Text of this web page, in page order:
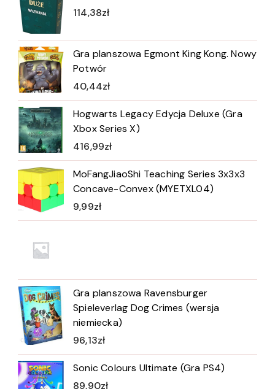
114,38zł
Gra planszowa Egmont King Kong. Nowy
Potwór
40,44zł
Hogwarts Legacy Edycja Deluxe (Gra
Xbox Series X)
416,99zł
MoFangJiaoShi Teaching Series 3x3x3
Concave-Convex (MYETXL04)
9,99zł
Gra planszowa Ravensburger
Spieleverlag Dog Crimes (wersja
niemiecka)
96,13zł
Sonic Colours Ultimate (Gra PS4)
89,90zł